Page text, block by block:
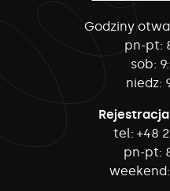
Godziny
pn-pt:
sob:
niedz:
tel: +48
pn-pt:
weekend: